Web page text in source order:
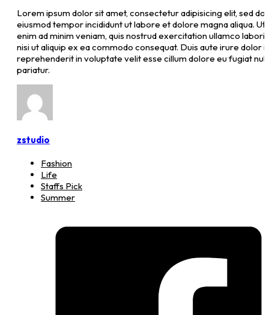
Lorem ipsum dolor sit amet, consectetur adipisicing elit, sed do
eiusmod tempor incididunt ut labore et dolore magna aliqua. Ut
enim ad minim veniam, quis nostrud exercitation ullamco laboris
nisi ut aliquip ex ea commodo consequat. Duis aute irure dolor
reprehenderit in voluptate velit esse cillum dolore eu fugiat
pariatur.
zstudio
Fashion
Life
Staffs Pick
Summer